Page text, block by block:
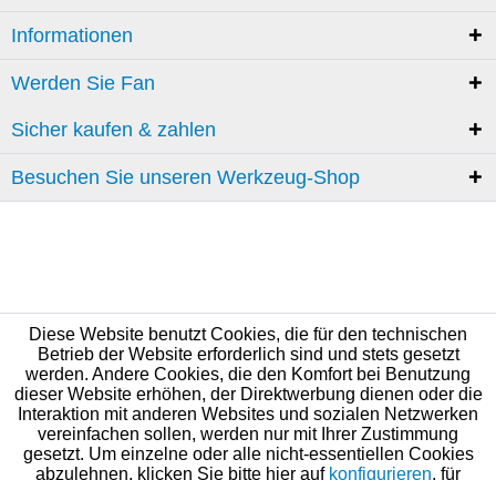
Informationen
Werden Sie Fan
Sicher kaufen & zahlen
Besuchen Sie unseren Werkzeug-Shop
Diese Website benutzt Cookies, die für den technischen
Betrieb der Website erforderlich sind und stets gesetzt
werden. Andere Cookies, die den Komfort bei Benutzung
dieser Website erhöhen, der Direktwerbung dienen oder die
Interaktion mit anderen Websites und sozialen Netzwerken
vereinfachen sollen, werden nur mit Ihrer Zustimmung
gesetzt. Um einzelne oder alle nicht-essentiellen Cookies
abzulehnen, klicken Sie bitte hier auf konfigurieren, für